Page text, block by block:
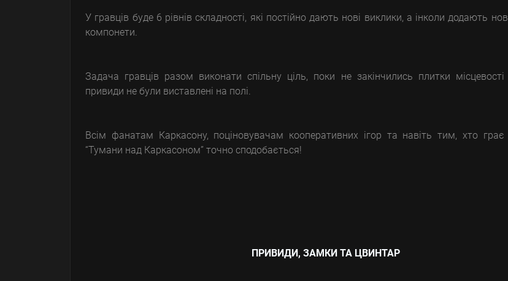
У гравців буде 6 рівнів складності, які постійно дають нові виклики, а інколи додають
компонети.
Задача гравців разом виконати спільну ціль, поки не закінчились плитки
привиди не були виставлені на полі.
Всім фанатам Каркасону, поціновувачам кооперативних ігор та навіть тим, хто
“Тумани над Каркасоном” точно сподобається!
ПРИВИДИ, ЗАМКИ ТА ЦВИНТАР